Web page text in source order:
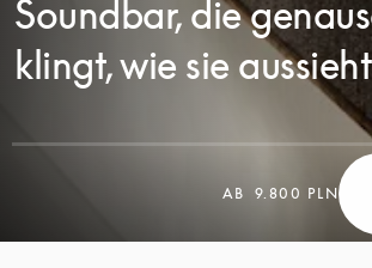
Soundbar, die
klingt, wie sie
AB 9.800 PLN